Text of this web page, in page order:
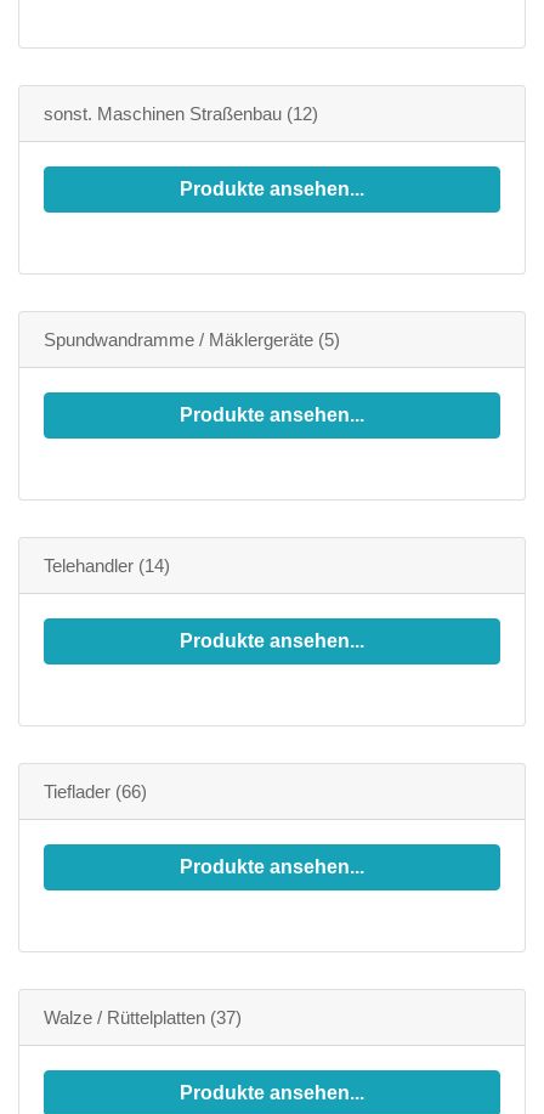
sonst. Maschinen Straßenbau (12)
Produkte ansehen...
Spundwandramme / Mäklergeräte (5)
Produkte ansehen...
Telehandler (14)
Produkte ansehen...
Tieflader (66)
Produkte ansehen...
Walze / Rüttelplatten (37)
Produkte ansehen...